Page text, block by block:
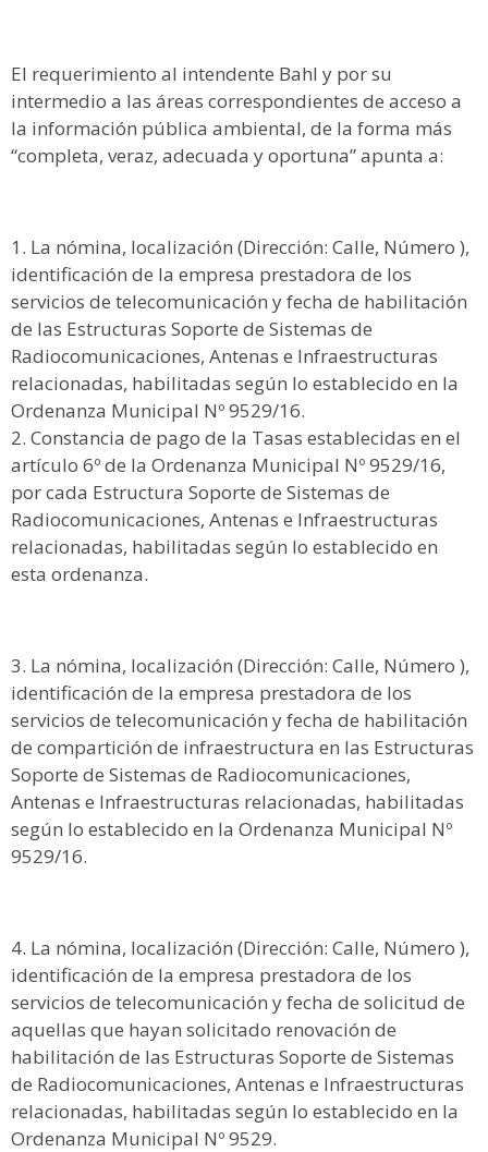
El requerimiento al intendente Bahl y por su
intermedio a las áreas correspondientes de acceso a
la información pública ambiental, de la forma más
“completa, veraz, adecuada y oportuna” apunta a:
La nómina, localización (Dirección: Calle, Número ),
identificación de la empresa prestadora de los
servicios de telecomunicación y fecha de habilitación
de las Estructuras Soporte de Sistemas de
Radiocomunicaciones, Antenas e Infraestructuras
relacionadas, habilitadas según lo establecido en la
Ordenanza Municipal Nº 9529/16.
Constancia de pago de la Tasas establecidas en el
artículo 6º de la Ordenanza Municipal Nº 9529/16,
por cada Estructura Soporte de Sistemas de
Radiocomunicaciones, Antenas e Infraestructuras
relacionadas, habilitadas según lo establecido en
esta ordenanza.
La nómina, localización (Dirección: Calle, Número ),
identificación de la empresa prestadora de los
servicios de telecomunicación y fecha de habilitación
de compartición de infraestructura en las Estructuras
Soporte de Sistemas de Radiocomunicaciones,
Antenas e Infraestructuras relacionadas, habilitadas
según lo establecido en la Ordenanza Municipal Nº
9529/16.
La nómina, localización (Dirección: Calle, Número ),
identificación de la empresa prestadora de los
servicios de telecomunicación y fecha de solicitud de
aquellas que hayan solicitado renovación de
habilitación de las Estructuras Soporte de Sistemas
de Radiocomunicaciones, Antenas e Infraestructuras
relacionadas, habilitadas según lo establecido en la
Ordenanza Municipal Nº 9529.